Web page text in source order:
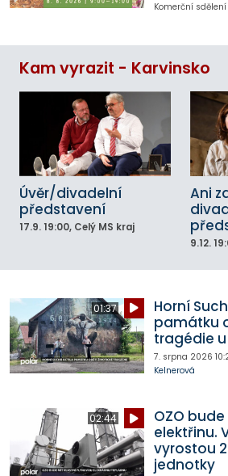
Komerční sdělení
Kam vyrazit - Karvinsko
Úvěr/divadelní
představení
17.9. 19:00, Celý MS kraj
Ani
9.12.
01:37
Horní
památku
tragédie
7. srpna 2026
Kelnerová
02:44
OZO
elektřinu.
vyrostou
jednotky